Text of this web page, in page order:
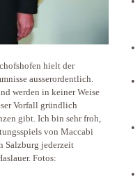
hielt der
ausserordentlich.
werden in keiner Weise
Vorfall gründlich
gibt. Ich bin sehr froh,
von Maccabi
Salzburg jederzeit
Fotos: